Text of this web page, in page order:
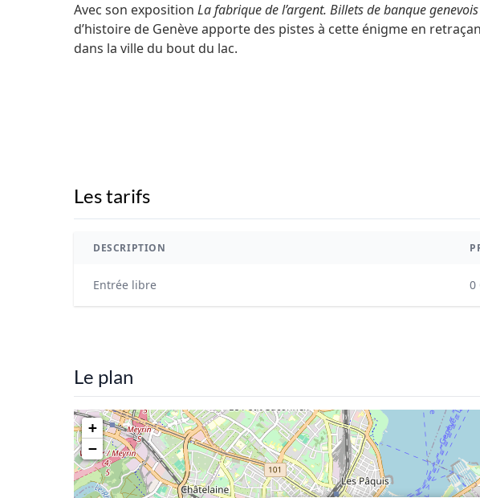
Avec son exposition La fabrique de l’argent. Billets de banque genevois
d’histoire de Genève apporte des pistes à cette énigme en
dans la ville du bout du lac.
Les tarifs
DESCRIPTION
Entrée libre 0
Le plan
+
−